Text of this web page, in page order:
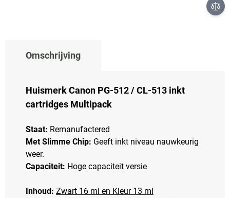
Omschrijving
Huismerk Canon PG-512 / CL-513 inkt
cartridges Multipack
Staat: Remanufactered
Met Slimme Chip: Geeft inkt niveau nauwkeurig
weer.
Capaciteit: Hoge capaciteit versie
Inhoud: Zwart 16 ml en Kleur 13 ml